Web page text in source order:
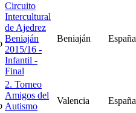
Circuito
Intercultural
de Ajedrez
Beniaján
2015/16 -
Infantil -
Final
Beniaján España
2. Torneo
Amigos del
Autismo
Valencia España